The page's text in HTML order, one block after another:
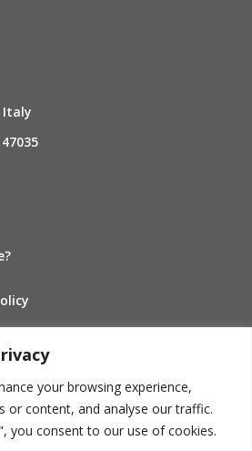
your browsing experience,
or content, and analyse our traffic.
you consent to our use of cookies.
Italy